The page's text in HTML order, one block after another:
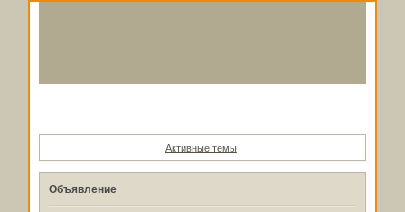
Активные темы
Объявление